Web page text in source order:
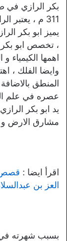
311 م ،
يميز ابو بكر
، تخصص ابو بكر
اهمها الكيمياء
وايضا الفلك ،
المنطق
عصره في علم
يد ابو بكر
مشارق الارض و
اقرأ ايضا : قصص
العز بن
بسبب شهرته في